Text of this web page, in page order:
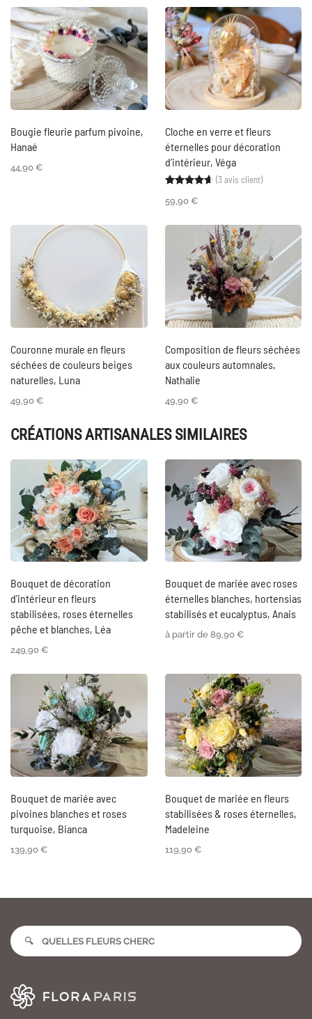
Bougie fleurie parfum pivoine,
Hanaé
44,90 €
Cloche en verre et fleurs
éternelles pour décoration
d’intérieur, Véga
Noté4.67sur 5
3
(3 avis client)
59,90 €
Couronne murale en fleurs
séchées de couleurs beiges
naturelles, Luna
49,90 €
Composition de fleurs séchées
aux couleurs automnales,
Nathalie
49,90 €
CRÉATIONS ARTISANALES SIMILAIRES
Bouquet de décoration
d’intérieur en fleurs
stabilisées, roses éternelles
pêche et blanches, Léa
249,90 €
Bouquet de mariée avec roses
éternelles blanches, hortensias
stabilisés et eucalyptus, Anais
à partir de 89,90 €
Bouquet de mariée avec
pivoines blanches et roses
turquoise, Bianca
139,90 €
Bouquet de mariée en fleurs
stabilisées & roses éternelles,
Madeleine
119,90 €